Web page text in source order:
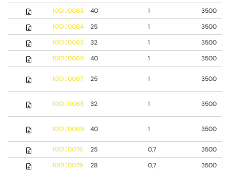
1001.10063
40 1
3500
1001.10064
25 1
3500
1001.10065
32 1
3500
1001.10066
40 1 3500
1001.10067 25 1 3500
1001.10068 32 1 3500
1001.10069 40 1 3500
1001.10078 25 0,7
3500
1001.10079
28 0,7
3500